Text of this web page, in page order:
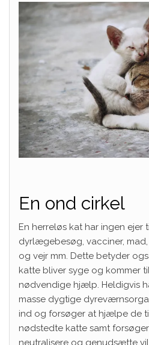
En ond cirkel
En herreløs kat har ingen ejer
dyrlægebesøg, vacciner,
og vejr mm. Dette betyder
katte bliver syge og kommer
nødvendige hjælp. Heldigvis
masse dygtige
ind og forsøger at hjælpe de
nødstedte katte samt
neutralisere og genudsætte